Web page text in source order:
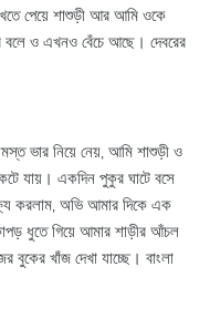
পেয়ে শাশুড়ী আর আমি ওকে
ও এখনও বেঁচে আছে। দেবরের
ভার নিয়ে নেয়, আমি শাশুড়ী ও
যায়। একদিন পুকুর ঘাটে বসে
করলাম, অভি আমার দিকে এক
ধুতে গিয়ে আমার শাড়ীর আঁচল
খাঁজ দেখা যাচ্ছে। বাংলা